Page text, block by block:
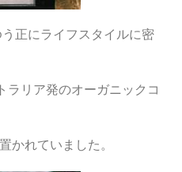
正にライフスタイルに密
ラリア発のオーガニックコ
かれていました。